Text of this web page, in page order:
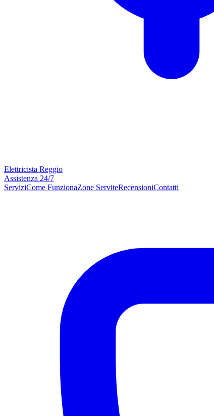
Elettricista Reggio
Assistenza 24/7
ServiziCome FunzionaZone ServiteRecensioniContatti